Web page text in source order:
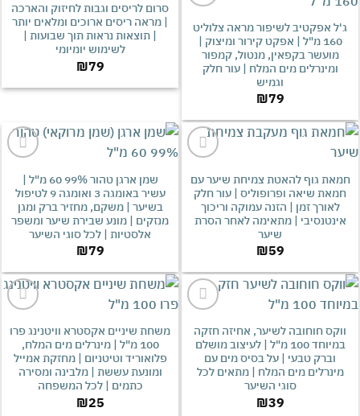
אהבתי
אפקטיב לשיפור מראה צלוליט
160 מ"ל | אפקט קירור ומיצוק |
בקפאין, מנטול, קמפור
מים המלח | עור חלק
וגמיש
₪
אהבתי
סרום לריסים וגבות לחיזוק והארכה
| מראה ריסים ארוכים ומלאים יותר
| תוצאות נראות תוך שבועות |
לשימוש יומיומי
₪
גוף להאטת צמיחת שיער עם
שיאה ופרופוליס | עור חלק
זמן | הזנה עמוקה וריכוך
| מתאימה לאחר הסרת
₪
אהבתישמן ארגן טהור 99% 60 מ"ל |
עשיר באומגה 3 ואומגה 9 לטיפול
בשיער | משקם, מחזיר ברק ומגן
מנזקים | מונע שבירת שיער ומשפר
אלסטיות | לכל סוגי השיער
₪
אהבתי
חוחובה לשיער, אחיזה חזקה
במיוחד 100 מ"ל | לעיצוב מושלם
וברק טבעי | על בסיס מים עם
מים המלח | מתאים לכל
סוגי השיער
₪
אהבתי
משחת שיניים אקסטרא וויטנינג פרו
100 מ"ל | מינרלים מים המלח,
פלואוריד וטיטניום | מחזקת אמייל
ומונעת עששת | מלבינה ומסירה
כתמים | לכל המשפחה
₪